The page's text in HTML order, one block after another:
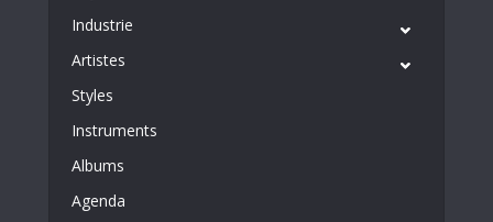
Industrie
Artistes
Styles
Instruments
Albums
Agenda